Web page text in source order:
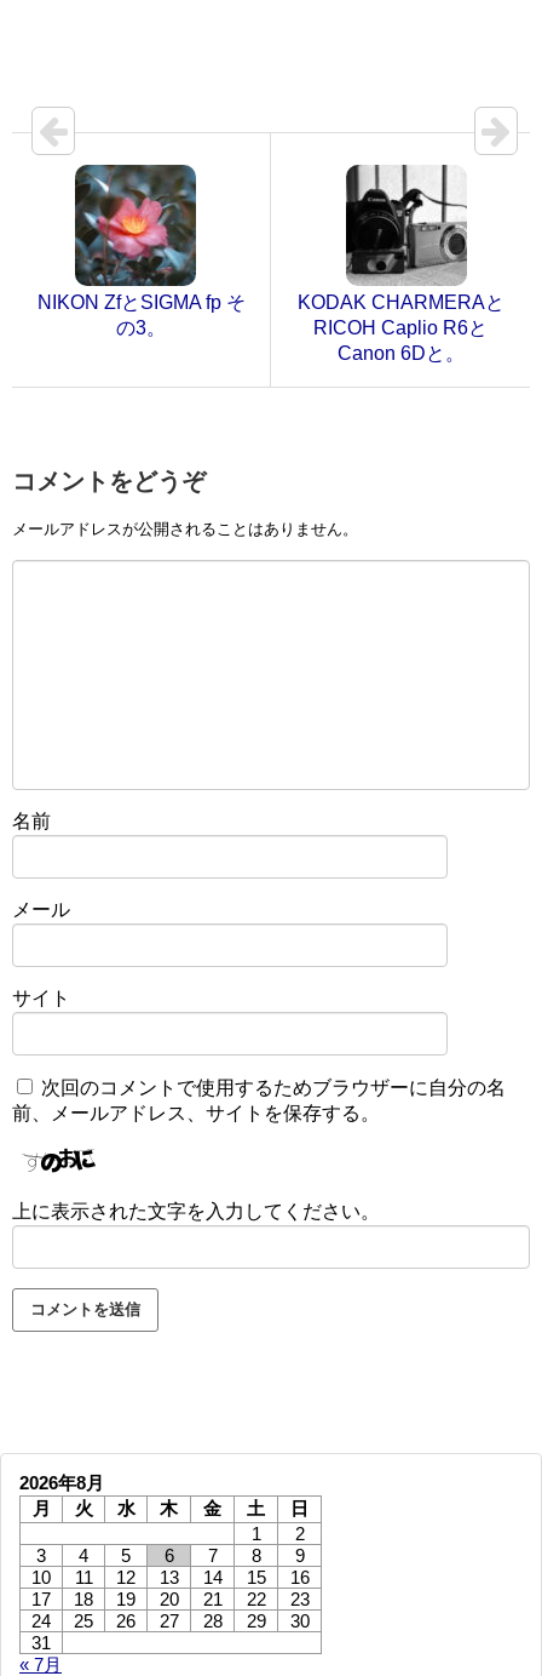
NIKON ZfとSIGMA fp そ
の3。
KODAK CHARMERAと
RICOH Caplio R6と
Canon 6Dと。
コメントをどうぞ
メールアドレスが公開されることはありません。
名前
メール
サイト
次回のコメントで使用するためブラウザーに自分の名
前、メールアドレス、サイトを保存する。
上に表示された文字を入力してください。
2026年8月
月
火 水 木 金 土
日
1
2
3
4 5 6 7 8
9
10
11 12 13 14 15
16
17
18 19 20 21 22
23
24
25 26 27 28 29
30
31
« 7月